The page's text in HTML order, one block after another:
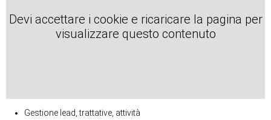
Devi accettare i cookie e ricaricare la pagina per
visualizzare questo contenuto
Gestione lead, trattative, attività